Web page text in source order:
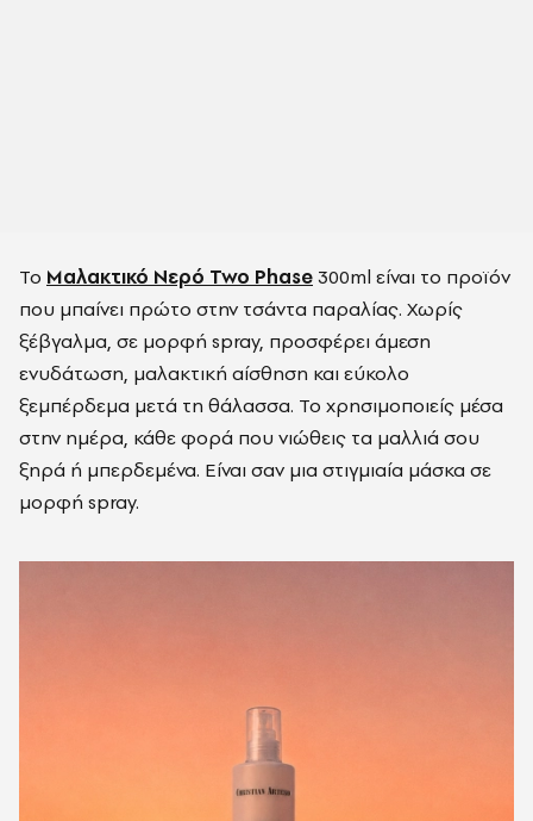
Το Μαλακτικό Νερό Two Phase300ml είναι το προϊόν
που μπαίνει πρώτο στην τσάντα παραλίας. Χωρίς
ξέβγαλμα, σε μορφή spray, προσφέρει άμεση
ενυδάτωση, μαλακτική αίσθηση και εύκολο
ξεμπέρδεμα μετά τη θάλασσα. Το χρησιμοποιείς μέσα
στην ημέρα, κάθε φορά που νιώθεις τα μαλλιά σου
ξηρά ή μπερδεμένα. Είναι σαν μια στιγμιαία μάσκα σε
μορφή spray.